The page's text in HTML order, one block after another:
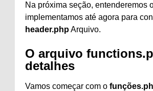
Na próxima seção, entenderemos
implementamos até agora para
header.phpArquivo.
O arquivo
detalhes
Vamos começar com o